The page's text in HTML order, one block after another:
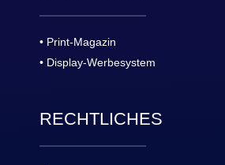
• Print-Magazin
• Display-Werbesystem
RECHTLICHES